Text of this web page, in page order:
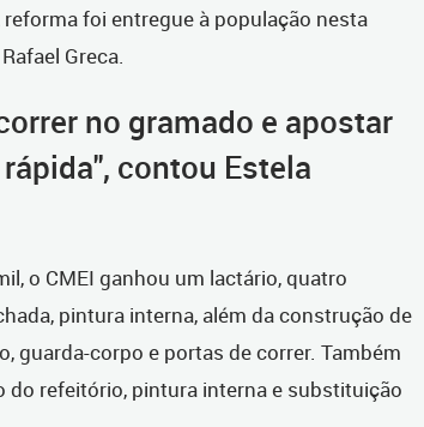
foi entregue à população nesta
Greca.
no gramado e apostar
contou Estela
o CMEI ganhou um lactário, quatro
pintura interna, além da construção de
guarda-corpo e portas de correr. Também
refeitório, pintura interna e substituição